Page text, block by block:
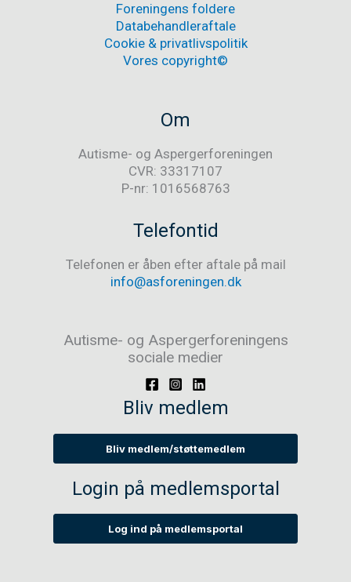
Foreningens foldere
Databehandleraftale
Cookie & privatlivspolitik
Vores copyright©
Om
Autisme- og Aspergerforeningen
CVR: 33317107
P-nr: 1016568763
Telefontid
Telefonen er åben efter aftale på mail
info@asforeningen.dk
Autisme- og Aspergerforeningens
sociale medier
Bliv medlem
Bliv medlem/støttemedlem
Login på medlemsportal
Log ind på medlemsportal